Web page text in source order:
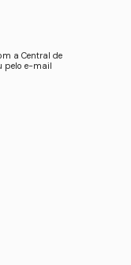
a Central de
pelo e-mail